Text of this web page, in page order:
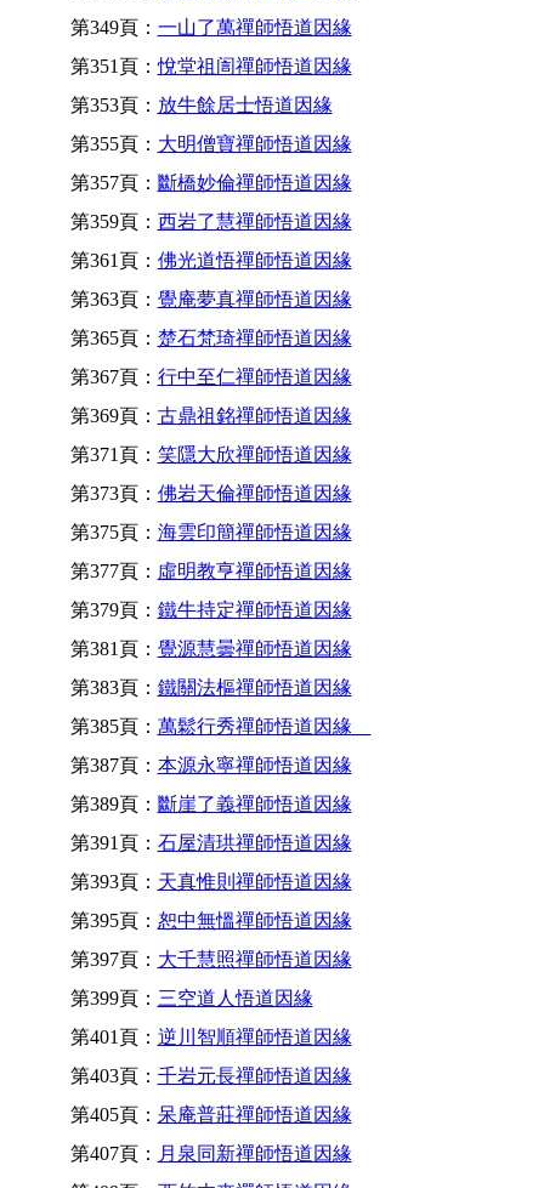
第349頁： 一山了萬禪師悟道因緣
第351頁：悅堂祖訚禪師悟道因緣
第353頁： 放牛餘居士悟道因緣
第355頁： 大明僧寶禪師悟道因緣
第357頁： 斷橋妙倫禪師悟道因緣
第359頁： 西岩了慧禪師悟道因緣
第361頁： 佛光道悟禪師悟道因緣
第363頁： 覺庵夢真禪師悟道因緣
第365頁： 楚石梵琦禪師悟道因緣
第367頁： 行中至仁禪師悟道因緣
第369頁： 古鼎祖銘禪師悟道因緣
第371頁： 笑隱大欣禪師悟道因緣
第373頁： 佛岩天倫禪師悟道因緣
第375頁： 海雲印簡禪師悟道因緣
第377頁： 虛明教亨禪師悟道因緣
第379頁： 鐵牛持定禪師悟道因緣
第381頁： 覺源慧曇禪師悟道因緣
第383頁： 鐵關法樞禪師悟道因緣
第385頁： 萬鬆行秀禪師悟道因緣
第387頁： 本源永寧禪師悟道因緣
第389頁： 斷崖了義禪師悟道因緣
第391頁： 石屋清珙禪師悟道因緣
第393頁： 天真惟則禪師悟道因緣
第395頁： 恕中無慍禪師悟道因緣
第397頁： 大千慧照禪師悟道因緣
第399頁： 三空道人悟道因緣
第401頁： 逆川智順禪師悟道因緣
第403頁： 千岩元長禪師悟道因緣
第405頁： 呆庵普莊禪師悟道因緣
第407頁： 月泉同新禪師悟道因緣